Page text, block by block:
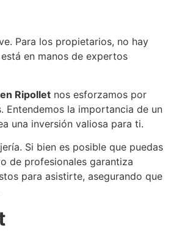
Para los propietarios, no hay
en manos de expertos
Ripollet nos esforzamos por
la importancia de un
una inversión valiosa para ti.
Si bien es posible que puedas
de profesionales garantiza
para asistirte, asegurando que